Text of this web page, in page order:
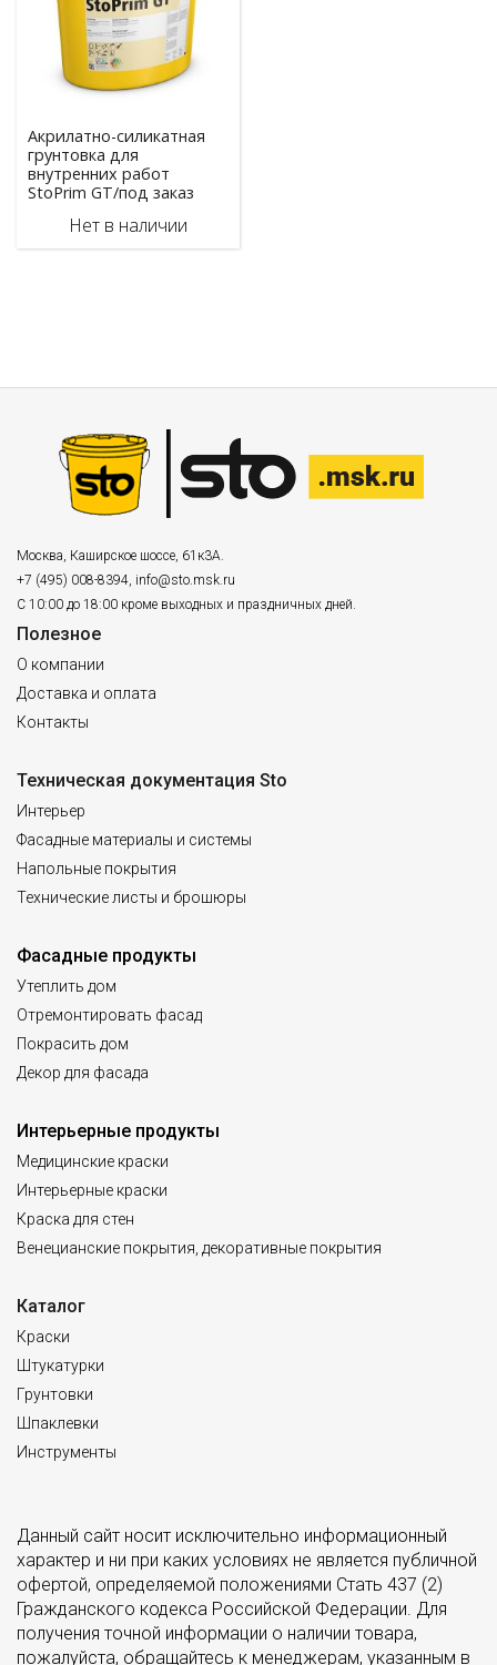
Акрилатно-силикатная
грунтовка для
внутренних работ
StoPrim GT/под заказ
Нет в наличии
Москва, Каширское шоссе, 61к3А.
+7 (495) 008-8394, info@sto.msk.ru
С 10:00 до 18:00 кроме выходных и праздничных дней.
Полезное
О компании
Доставка и оплата
Контакты
Техническая документация Sto
Интерьер
Фасадные материалы и системы
Напольные покрытия
Технические листы и брошюры
Фасадные продукты
Утеплить дом
Отремонтировать фасад
Покрасить дом
Декор для фасада
Интерьерные продукты
Медицинские краски
Интерьерные краски
Краска для стен
Венецианские покрытия, декоративные покрытия
Каталог
Краски
Штукатурки
Грунтовки
Шпаклевки
Инструменты
Данный сайт носит исключительно информационный
характер и ни при каких условиях не является публичной
офертой, определяемой положениями Стать 437 (2)
Гражданского кодекса Российской Федерации. Для
получения точной информации о наличии товара,
пожалуйста, обращайтесь к менеджерам, указанным в